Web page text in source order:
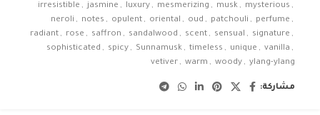
irresistible , jasmine , luxury , mesmerizing , musk , mysterious ,
neroli , notes , opulent , oriental , oud , patchouli , perfume ,
radiant , rose , saffron , sandalwood , scent , sensual , signature ,
sophisticated , spicy , Sunnamusk , timeless , unique , vanilla ,
vetiver , warm , woody , ylang-ylang
مشاركة: